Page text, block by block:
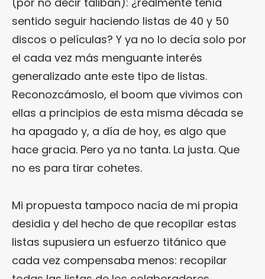
sentido seguir haciendo listas de 40 y 50
discos o películas? Y ya no lo decía solo por
el cada vez más menguante interés
generalizado ante este tipo de listas.
Reconozcámoslo, el boom que vivimos con
ellas a principios de esta misma década se
ha apagado y, a día de hoy, es algo que
hace gracia. Pero ya no tanta. La justa. Que
no es para tirar cohetes.
Mi propuesta tampoco nacía de mi propia
desidia y del hecho de que recopilar estas
listas supusiera un esfuerzo titánico que
cada vez compensaba menos: recopilar